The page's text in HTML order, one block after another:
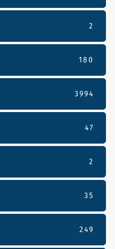
2
180
3994
47
2
35
249